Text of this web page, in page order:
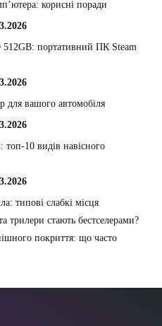
корисні поради
512GB: портативний ПК Steam
для вашого автомобіля
10 видів навісного
типові слабкі місця
трилери стають бестселерами?
покриття: що часто